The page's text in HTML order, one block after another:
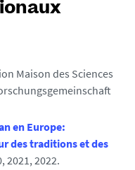
Maison des Sciences
en Europe:
des traditions et des
2021, 2022.